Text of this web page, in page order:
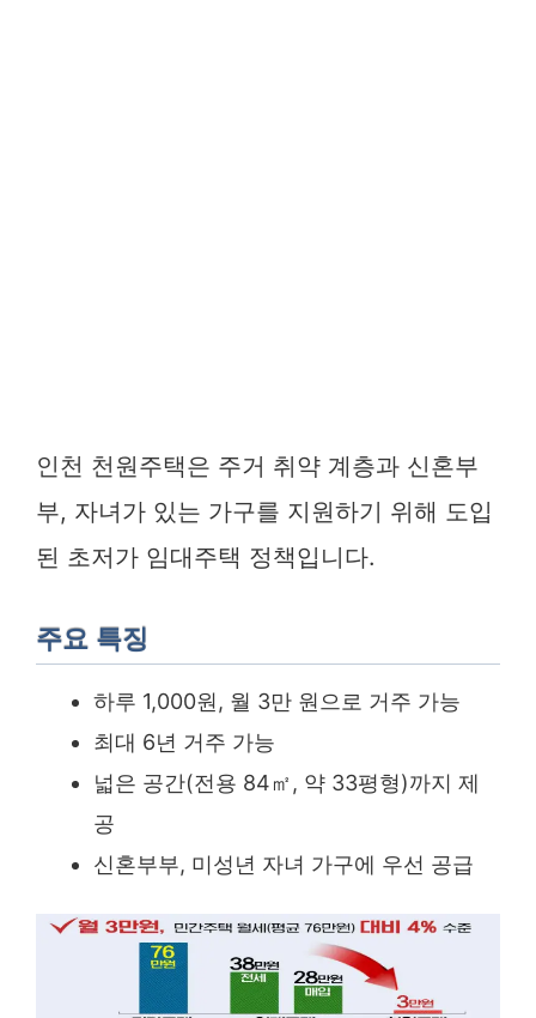
인천 천원주택은 주거 취약 계층과 신혼부
부, 자녀가 있는 가구를 지원하기 위해 도입
된 초저가 임대주택 정책입니다.
주요 특징
하루 1,000원, 월 3만 원으로 거주 가능
최대 6년 거주 가능
넓은 공간(전용 84㎡, 약 33평형)까지 제
공
신혼부부, 미성년 자녀 가구에 우선 공급